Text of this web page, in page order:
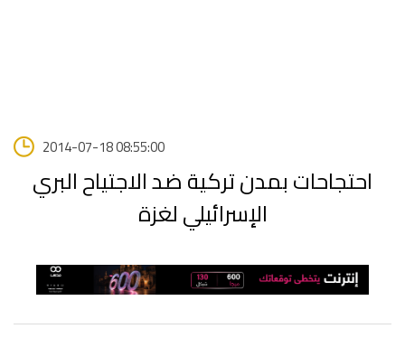
2014-07-18 08:55:00
احتجاحات بمدن تركية ضد الاجتياح البري
الإسرائيلي لغزة